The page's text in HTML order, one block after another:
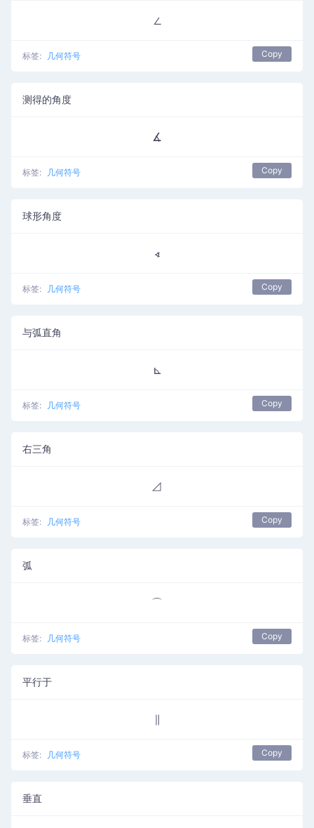
∠
标签: 几何符号 Copy
测得的角度
∡
标签: 几何符号 Copy
球形角度
∢
标签: 几何符号 Copy
与弧直角
⊾
标签: 几何符号 Copy
右三角
⊿
标签: 几何符号 Copy
弧
⌒
标签: 几何符号 Copy
平行于
∥
标签: 几何符号 Copy
垂直